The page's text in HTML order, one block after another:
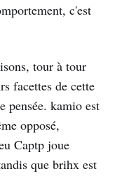
c'est
tour à tour
facettes de cette
pensée. kamio est
opposé,
Captp joue
que brihx est